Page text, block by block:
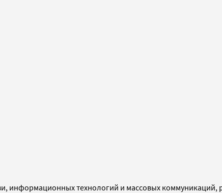
информационных технологий и массовых коммуникаций,